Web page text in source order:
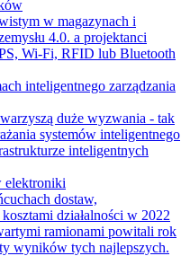
w magazynach i
4.0. a projektanci
Wi-Fi, RFID lub Bluetooth
inteligentnego zarządzania
duże wyzwania - tak
systemów inteligentnego
inteligentnych
elektroniki
dostaw,
działalności w 2022
ramionami powitali rok
wyników tych najlepszych.